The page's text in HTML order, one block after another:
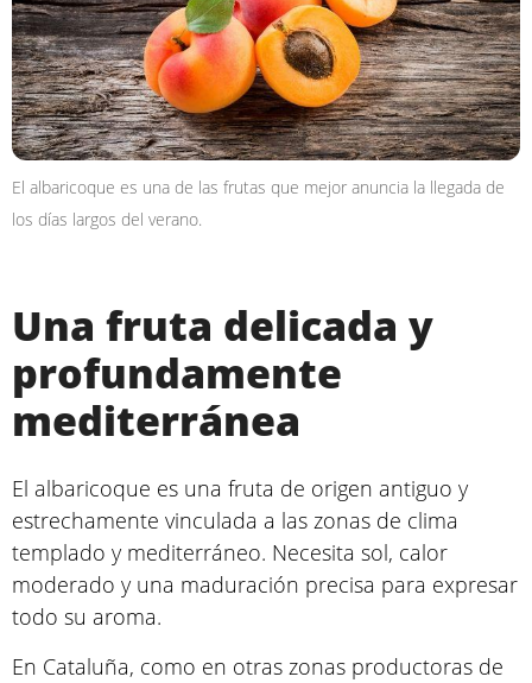
El albaricoque es una de las frutas que mejor anuncia la llegada de
los días largos del verano.
Una fruta delicada y
profundamente
mediterránea
El albaricoque es una fruta de origen antiguo y
estrechamente vinculada a las zonas de clima
templado y mediterráneo. Necesita sol, calor
moderado y una maduración precisa para expresar
todo su aroma.
En Cataluña, como en otras zonas productoras de